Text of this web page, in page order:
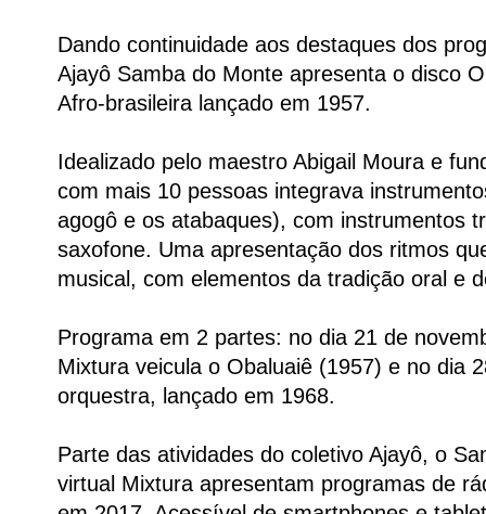
Dando continuidade aos destaques dos
Ajayô Samba do Monte apresenta o disco
Afro-brasileira lançado em 1957.
Idealizado pelo maestro Abigail Moura e
com mais 10 pessoas integrava
agogô e os atabaques), com instrumentos
saxofone. Uma apresentação dos ritmos
musical, com elementos da tradição oral e
Programa em 2 partes: no dia 21 de
Mixtura veicula o Obaluaiê (1957) e no dia
orquestra, lançado em 1968.
Parte das atividades do coletivo Ajayô, o
virtual Mixtura apresentam programas de